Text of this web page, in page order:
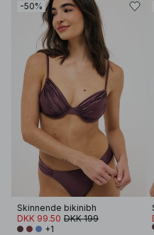
-50%
Skinnende bikinibh
DKK 99.50 DKK 199
+1